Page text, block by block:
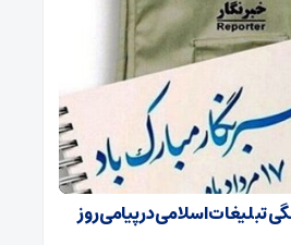
اسلامی در پیامی روز